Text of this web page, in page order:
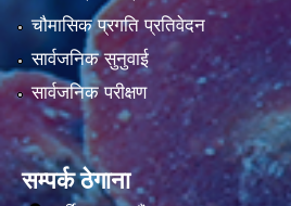
चौमासिक प्रगति प्रतिवेदन
सार्वजनिक सुनुवाई
सार्वजनिक परीक्षण
सम्पर्क ठेगाना